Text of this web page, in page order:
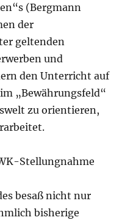
(Bergmann
der
geltenden
und
den Unterricht auf
„Bewährungsfeld“
zu orientieren,
Stellungnahme
besaß nicht nur
bisherige